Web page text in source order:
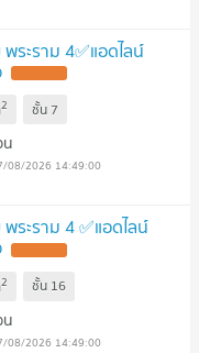
ระราม 4✅แอดไลน์
2 ชั้น 7
08/2026 14:49:00
ระราม 4 ✅แอดไลน์
2 ชั้น 16
08/2026 14:49:00